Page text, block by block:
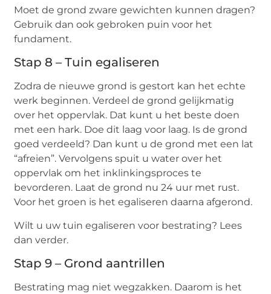
Moet de grond zware gewichten kunnen dragen?
Gebruik dan ook gebroken puin voor het
fundament.
Stap 8 – Tuin egaliseren
Zodra de nieuwe grond is gestort kan het echte
werk beginnen. Verdeel de grond gelijkmatig
over het oppervlak. Dat kunt u het beste doen
met een hark. Doe dit laag voor laag. Is de grond
goed verdeeld? Dan kunt u de grond met een lat
“afreien”. Vervolgens spuit u water over het
oppervlak om het inklinkingsproces te
bevorderen. Laat de grond nu 24 uur met rust.
Voor het groen is het egaliseren daarna afgerond.
Wilt u uw tuin egaliseren voor bestrating? Lees
dan verder.
Stap 9 – Grond aantrillen
Bestrating mag niet wegzakken. Daarom is het